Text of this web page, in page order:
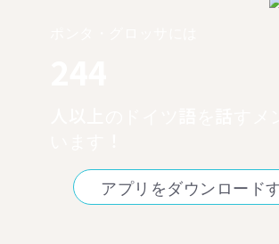
アプリをダウンロード